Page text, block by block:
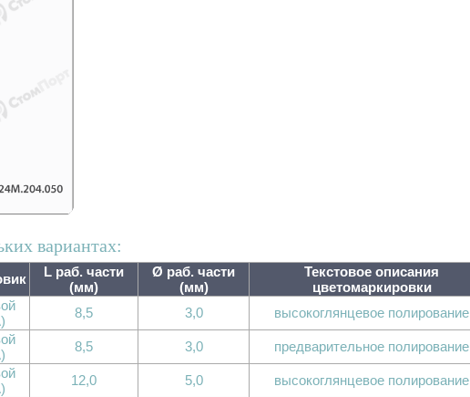
вариантах:
L раб. части
(мм)
Ø раб. части
(мм)
Текстовое описания
цветомаркировки
8,5 3,0 высокоглянцевое полирование
8,5 3,0 предварительное полирование
12,0 5,0 высокоглянцевое полирование